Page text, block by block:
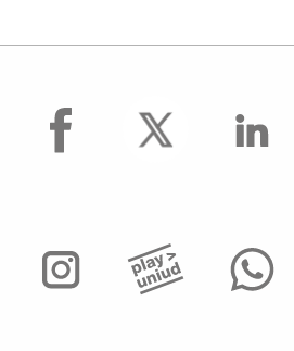
facebook